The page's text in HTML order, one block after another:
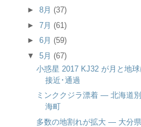
► 8月 (37)
► 7月 (61)
► 6月 (59)
▼ 5月 (67)
小惑星 2017 KJ32 が月と地球
接近･通過
ミンククジラ漂着 ― 北海道別
海町
多数の地割れが拡大 ― 大分県